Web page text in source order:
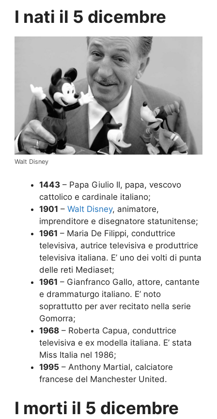
I nati il 5 dicembre
Walt Disney
1443 – Papa Giulio II, papa, vescovo
cattolico e cardinale italiano;
1901 – Walt Disney, animatore,
imprenditore e disegnatore statunitense;
1961 – Maria De Filippi, conduttrice
televisiva, autrice televisiva e produttrice
televisiva italiana. E’ uno dei volti di punta
delle reti Mediaset;
1961 – Gianfranco Gallo, attore, cantante
e drammaturgo italiano. E’ noto
soprattutto per aver recitato nella serie
Gomorra;
1968 – Roberta Capua, conduttrice
televisiva e ex modella italiana. E’ stata
Miss Italia nel 1986;
1995 – Anthony Martial, calciatore
francese del Manchester United.
I morti il 5 dicembre